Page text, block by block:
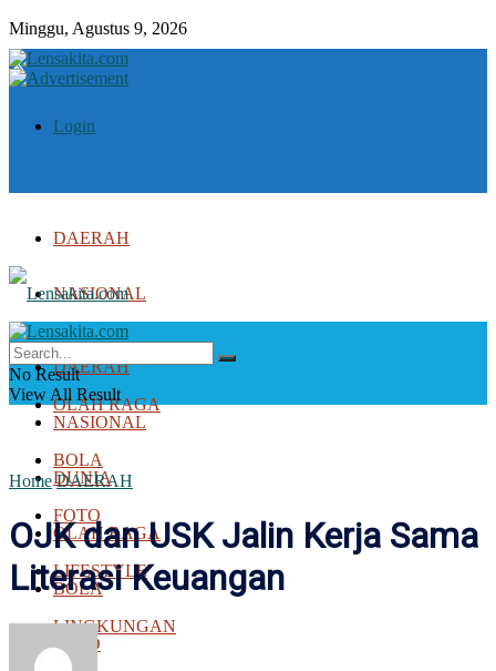
Minggu, Agustus 9, 2026
Login
DAERAH
NASIONAL
DUNIA
OLAH RAGA
BOLA
FOTO
LIFESTYLE
LINGKUNGAN
DAERAH
NASIONAL
DUNIA
OLAH RAGA
BOLA
FOTO
No Result
View All Result
Home DAERAH
OJK dan USK Jalin Kerja Sama
Literasi Keuangan